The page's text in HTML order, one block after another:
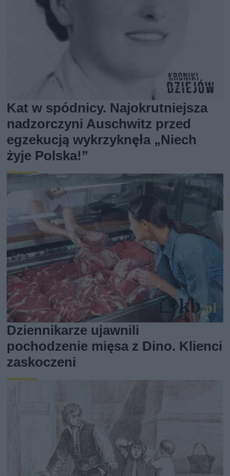
Kat w spódnicy. Najokrutniejsza
nadzorczyni Auschwitz przed
egzekucją wykrzyknęła „Niech
żyje Polska!”
Dziennikarze ujawnili
pochodzenie mięsa z Dino. Klienci
zaskoczeni